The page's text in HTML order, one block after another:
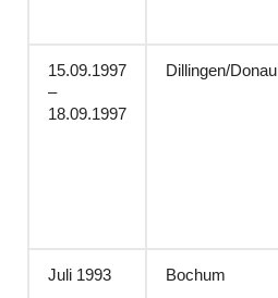
15.09.1997
–
18.09.1997
Dillingen/Donau
Juli 1993 Bochum